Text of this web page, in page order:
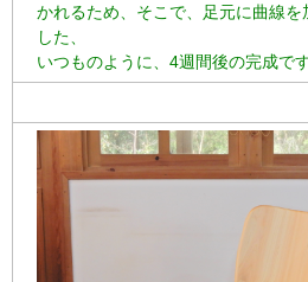
かれるため、そこで、足元に曲線を
した、
いつものように、4週間後の完成です